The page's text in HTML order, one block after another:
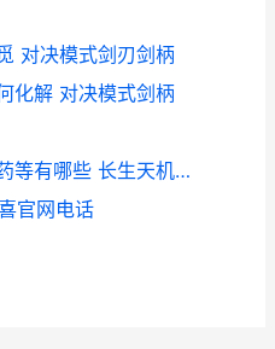
对决模式剑刃剑柄
化解 对决模式剑柄
长生天机降世轮回试炼丹药等有哪些 长生天机降世轮回队
官网电话